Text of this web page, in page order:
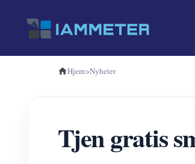
Hjem>Nyheter
Tjen gratis